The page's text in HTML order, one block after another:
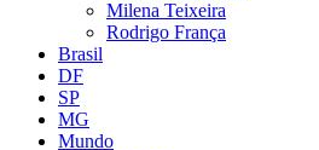
Milena Teixeira
Rodrigo França
Brasil
DF
SP
MG
Mundo